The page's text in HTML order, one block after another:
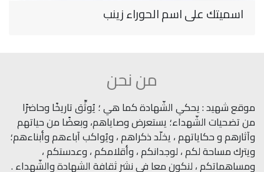
اسميتك على اسم الحوراء زينب
من نحن
موقع شهيد : يحكي الشّهادة كما هي ؛ يُوثِّق تاريخًا وحاضرًا
من تضحيات الشّهداء؛ يستعرض وصاياهم، وبعضًا من حياتهم
وآثارهم و حكاياتهم ، يخلّد ذكراهم ، ويُواكب آباءهم وأبناءهم؛
ويترك مساحة لكم ، لوجدانكم ، وأقلامكم ، وعدستكم ،
ومساهماتكم ، لنكون معا في نشر ثقافة الشهادة والشّهداء .